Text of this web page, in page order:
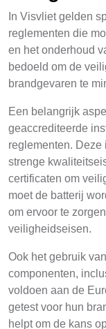
In Visvliet gelden
reglementen die
en het onderhoud
bedoeld om de
brandgevaren te
Een belangrijk
geaccrediteerde
reglementen.
strenge
certificaten om
moet de batterij
om ervoor te
veiligheidseisen.
Ook het gebruik
componenten,
voldoen aan de
getest voor hun
helpt om de kans